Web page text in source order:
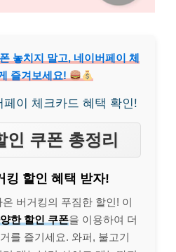
놓치지 말고, 네이버페이 체
즐겨보세요!
페이 체크카드 혜택 확인!
인 쿠폰 총정리
킹 할인 혜택 받자!
버거킹의 푸짐한 할인! 이
한 할인 쿠폰을 이용하여 더
를 즐기세요. 와퍼, 불고기